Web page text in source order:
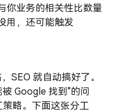
你业务的相关性比数量
用，还可能触发
SEO 就自动搞好了。
Google 找到"的问
略。下面这张分工